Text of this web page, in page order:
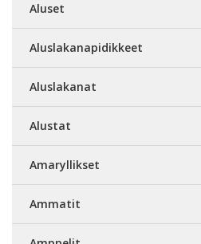
Aluset
Aluslakanapidikkeet
Aluslakanat
Alustat
Amaryllikset
Ammatit